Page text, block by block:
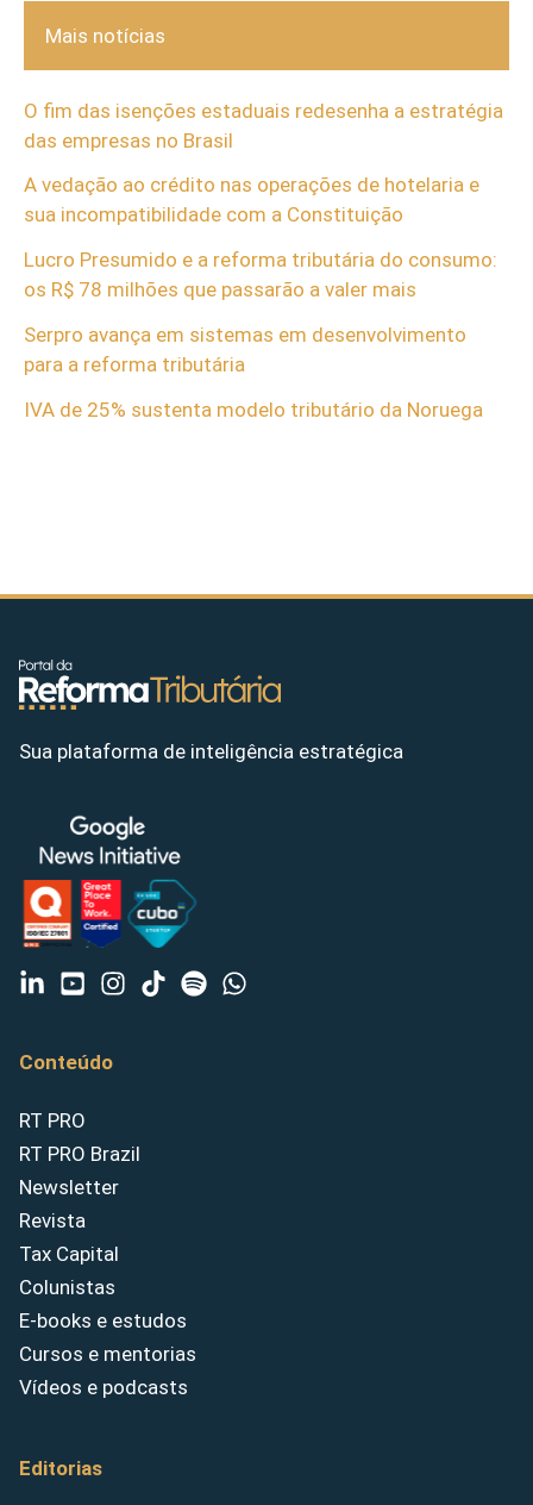
Mais notícias
O fim das isenções estaduais redesenha a estratégia
das empresas no Brasil
A vedação ao crédito nas operações de hotelaria e
sua incompatibilidade com a Constituição
Lucro Presumido e a reforma tributária do consumo:
os R$ 78 milhões que passarão a valer mais
Serpro avança em sistemas em desenvolvimento
para a reforma tributária
IVA de 25% sustenta modelo tributário da Noruega
Sua plataforma de inteligência estratégica
Conteúdo
RT PRO
RT PRO Brazil
Newsletter
Revista
Tax Capital
Colunistas
E-books e estudos
Cursos e mentorias
Vídeos e podcasts
Editorias